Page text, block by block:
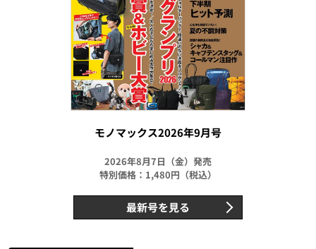
モノマックス2026年9月号
2026年8月7日（金）発売
特別価格：1,480円（税込）
最新号を見る